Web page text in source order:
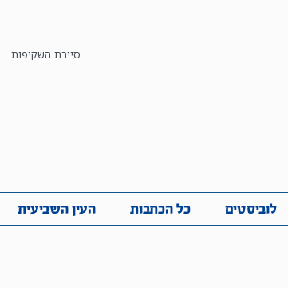
סיירת השקיפות
לוביסטים כל הכתבות העין השביעית
לוביסטים כל הכתבות העין השביעית